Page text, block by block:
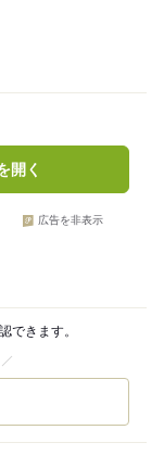
開く
広告を非表示
できます。